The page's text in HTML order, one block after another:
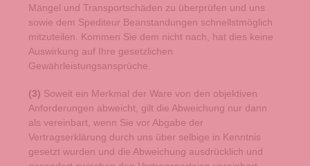
Mängel und Transportschäden zu überprüfen und uns
sowie dem Spediteur Beanstandungen schnellstmöglich
mitzuteilen. Kommen Sie dem nicht nach, hat dies keine
Auswirkung auf Ihre gesetzlichen
Gewährleistungsansprüche.
(3) Soweit ein Merkmal der Ware von den objektiven
Anforderungen abweicht, gilt die Abweichung nur dann
als vereinbart, wenn Sie vor Abgabe der
Vertragserklärung durch uns über selbige in Kenntnis
gesetzt wurden und die Abweichung ausdrücklich und